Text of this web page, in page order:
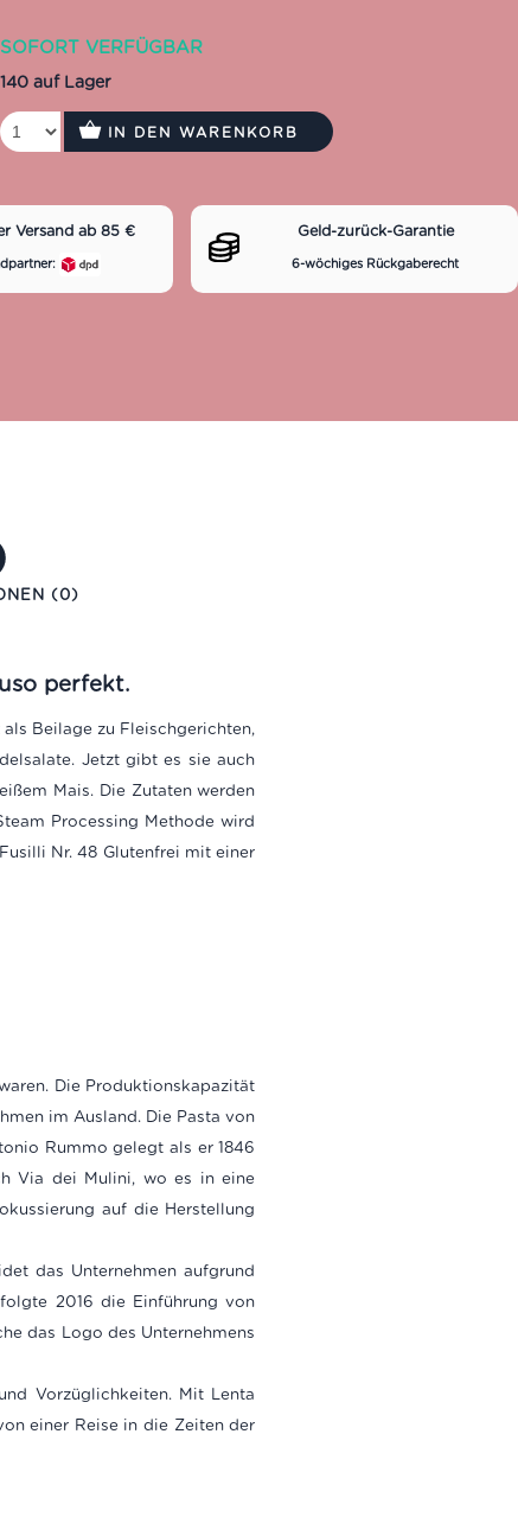
SOFORT VERFÜGBAR
140 auf Lager
IN DEN WARENKORB
Versand ab 85 € Geld-zurück-Garantie
6-wöchiges Rückgaberecht
(0)
perfekt.
Beilage zu Fleischgerichten,
Jetzt gibt es sie auch
Mais. Die Zutaten werden
Processing Methode wird
Nr. 48 Glutenfrei mit einer
Die Produktionskapazität
im Ausland. Die Pasta von
Rummo gelegt als er 1846
Via dei Mulini, wo es in eine
auf die Herstellung
das Unternehmen aufgrund
2016 die Einführung von
das Logo des Unternehmens
Vorzüglichkeiten. Mit Lenta
einer Reise in die Zeiten der